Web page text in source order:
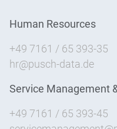
Human Resources
+49 7161 / 65 393-35
hr@pusch-data.de
Service Management
+49 7161 / 65 393-45